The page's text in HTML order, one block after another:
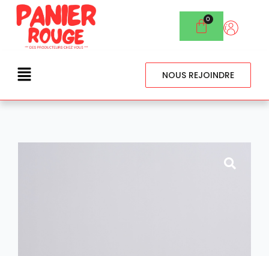
NOUS REJOINDRE